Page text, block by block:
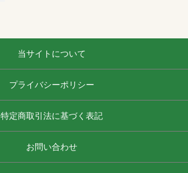
当サイトについて
プライバシーポリシー
特定商取引法に基づく表記
お問い合わせ